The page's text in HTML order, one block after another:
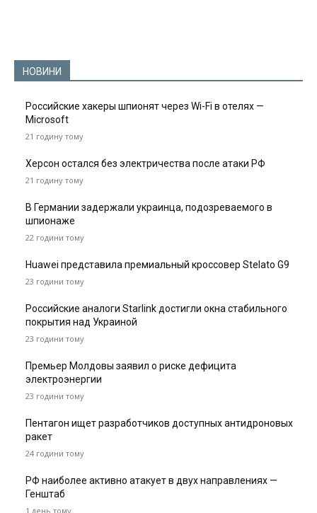
НОВИНИ
Российские хакеры шпионят через Wi-Fi в отелях —
Microsoft
21 годину тому
Херсон остался без электричества после атаки РФ
21 годину тому
В Германии задержали украинца, подозреваемого в
шпионаже
22 години тому
Huawei представила премиальный кроссовер Stelato G9
23 години тому
Российские аналоги Starlink достигли окна стабильного
покрытия над Украиной
23 години тому
Премьер Молдовы заявил о риске дефицита
электроэнергии
23 години тому
Пентагон ищет разработчиков доступных антидроновых
ракет
24 години тому
РФ наиболее активно атакует в двух направлениях —
Генштаб
1 день тому